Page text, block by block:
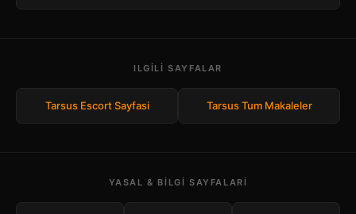
ILGILI SAYFALAR
Tarsus Escort Sayfasi Tarsus Tum Makaleler
YASAL & BILGI SAYFALARI